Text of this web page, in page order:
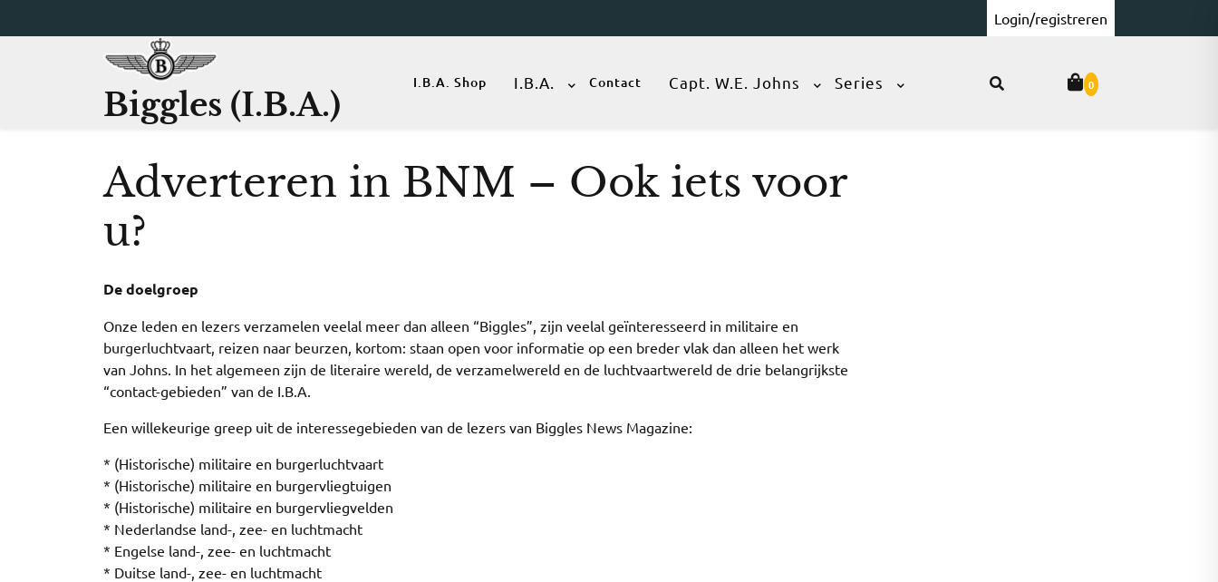
naar
Login/registreren
Biggles (I.B.A.)
I.B.A. Shop I.B.A. Contact Capt. W.E. Johns Series 0
Adverteren in BNM – Ook iets voor
u?
De doelgroep
Onze leden en lezers verzamelen veelal meer dan alleen “Biggles”, zijn veelal geïnteresseerd in militaire en
burgerluchtvaart, reizen naar beurzen, kortom: staan open voor informatie op een breder vlak dan alleen het werk
van Johns. In het algemeen zijn de literaire wereld, de verzamelwereld en de luchtvaartwereld de drie belangrijkste
“contact-gebieden” van de I.B.A.
Een willekeurige greep uit de interessegebieden van de lezers van Biggles News Magazine:
* (Historische) militaire en burgerluchtvaart
* (Historische) militaire en burgervliegtuigen
* (Historische) militaire en burgervliegvelden
* Nederlandse land-, zee- en luchtmacht
* Engelse land-, zee- en luchtmacht
* Duitse land-, zee- en luchtmacht